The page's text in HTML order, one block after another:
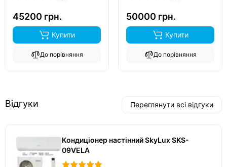
45200 грн.
Купити
До порівняння
50000 грн.
Купити
До порівняння
Відгуки Переглянути всі відгуки
Кондиціонер настінний SkyLux SKS-
09VELA